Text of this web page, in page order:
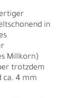
in
Millkorn)
trotzdem
ca. 4 mm